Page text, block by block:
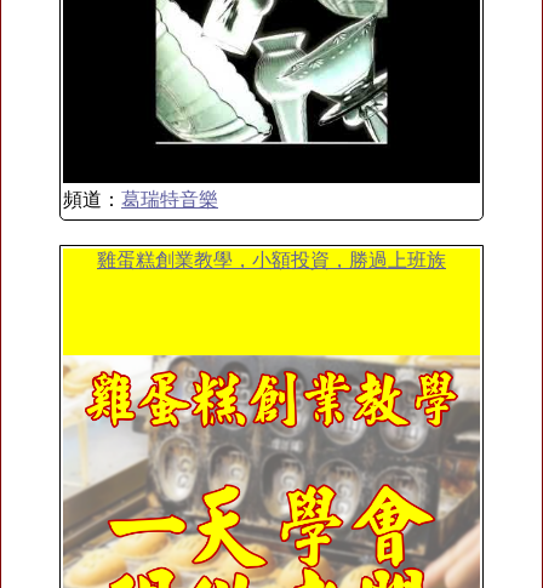
頻道： 葛瑞特音樂
雞蛋糕創業教學，小額投資，勝過上班族